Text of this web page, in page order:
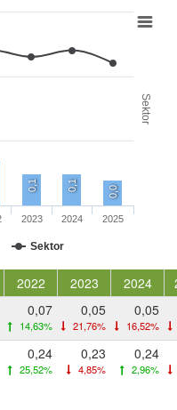
Sektor
0,1
0,1 0,0
Sektor
2023 2024 2025
2022 2023 2024
0,07
14,63%
0,05
21,76%
0,05
16,52%
0,24
25,52%
0,23
4,85%
0,24
2,96%